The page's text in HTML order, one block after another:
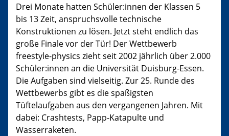
Drei Monate hatten Schüler:innen der Klassen 5
bis 13 Zeit, anspruchsvolle technische
Konstruktionen zu lösen. Jetzt steht endlich das
große Finale vor der Tür! Der Wettbewerb
freestyle-physics zieht seit 2002 jährlich über 2.000
Schüler:innen an die Universität Duisburg-Essen.
Die Aufgaben sind vielseitig. Zur 25. Runde des
Wettbewerbs gibt es die spaßigsten
Tüftelaufgaben aus den vergangenen Jahren. Mit
dabei: Crashtests, Papp-Katapulte und
Wasserraketen.